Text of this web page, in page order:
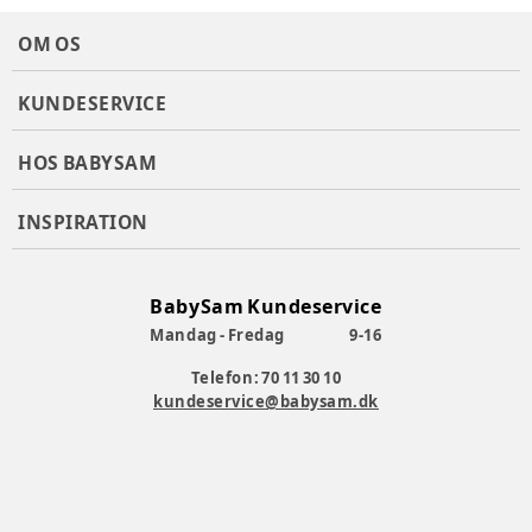
OM OS
KUNDESERVICE
HOS BABYSAM
INSPIRATION
BabySam Kundeservice
Mandag - Fredag
9-16
Telefon: 70 11 30 10
kundeservice@babysam.dk